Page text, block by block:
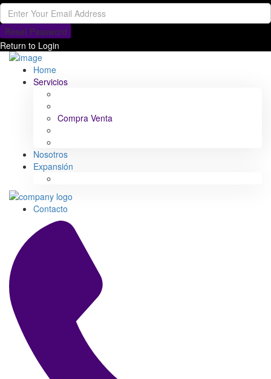
Reset Password
Return to Login
Home
Servicios
Compra Venta
Nosotros
Expansión
Contacto